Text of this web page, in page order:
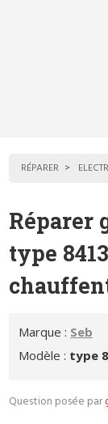
RÉPARER
Réparer
type
Marque : Seb
Modèle : type
Question posée par